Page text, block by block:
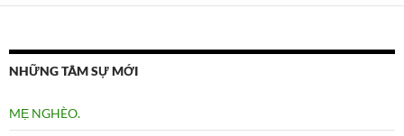
NHỮNG TÂM SỰ MỚI
MẸ NGHÈO.